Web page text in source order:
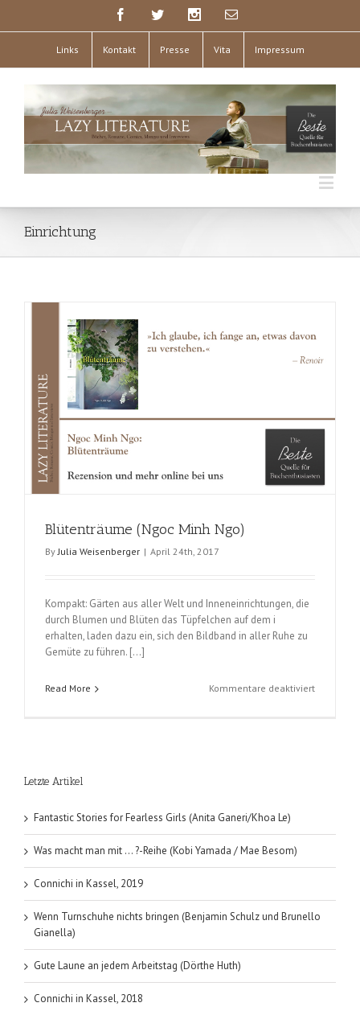
Links Kontakt Presse Vita Impressum
Einrichtung
Blütenträume (Ngoc Minh Ngo)
By Julia Weisenberger | April 24th, 2017
Kompakt: Gärten aus aller Welt und Inneneinrichtungen, die
durch Blumen und Blüten das Tüpfelchen auf dem i
erhalten, laden dazu ein, sich den Bildband in aller Ruhe zu
Gemüte zu führen. […]
Read More Kommentare deaktiviertfür
Letzte Artikel
Fantastic Stories for Fearless Girls (Anita Ganeri/Khoa Le)
Was macht man mit … ?-Reihe (Kobi Yamada / Mae Besom)
Connichi in Kassel, 2019
Wenn Turnschuhe nichts bringen (Benjamin Schulz und Brunello
Gianella)
Gute Laune an jedem Arbeitstag (Dörthe Huth)
Connichi in Kassel, 2018